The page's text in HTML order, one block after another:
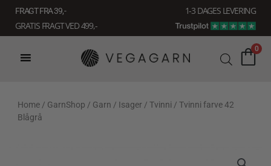
indholdet
FRAGT FRA 39, -
1-3 DAGES LEVERING
GRATIS FRAGT VED 499,-
0
Home / GarnShop / Garn / Isager / Tvinni / Tvinni farve 42
Blågrå